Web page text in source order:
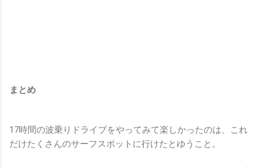
まとめ
17時間の波乗りドライブをやってみて楽しかったのは、これ
だけたくさんのサーフスポットに行けたとゆうこと。